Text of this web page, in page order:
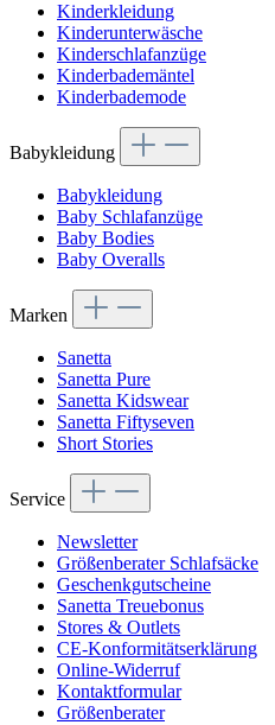
Kinderkleidung
Kinderunterwäsche
Kinderschlafanzüge
Kinderbademäntel
Kinderbademode
Babykleidung
Babykleidung
Baby Schlafanzüge
Baby Bodies
Baby Overalls
Marken
Sanetta
Sanetta Pure
Sanetta Kidswear
Sanetta Fiftyseven
Short Stories
Service
Newsletter
Größenberater Schlafsäcke
Geschenkgutscheine
Sanetta Treuebonus
Stores & Outlets
CE-Konformitätserklärung
Online-Widerruf
Kontaktformular
Größenberater